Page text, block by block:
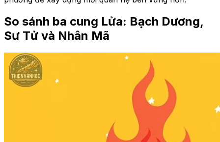
So sánh ba cung Lửa: Bạch Dương,
Sư Tử và Nhân Mã